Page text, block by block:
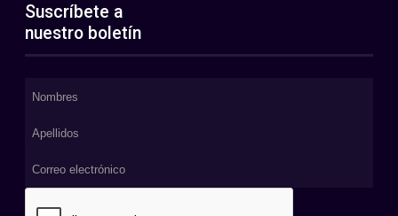
Suscríbete a
nuestro boletín